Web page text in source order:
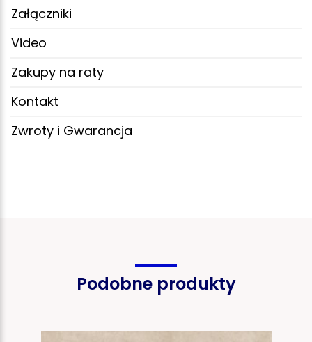
Załączniki
Video
Zakupy na raty
Kontakt
Zwroty i Gwarancja
Podobne produkty